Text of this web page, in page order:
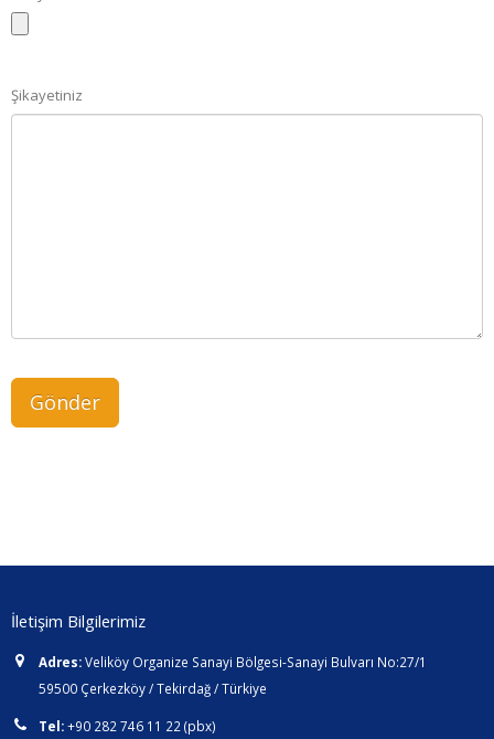
Şikayetiniz
İletişim Bilgilerimiz
Adres:Veliköy Organize Sanayi Bölgesi-Sanayi Bulvarı No:27/1
59500 Çerkezköy / Tekirdağ / Türkiye
Tel:+90 282 746 11 22 (pbx)